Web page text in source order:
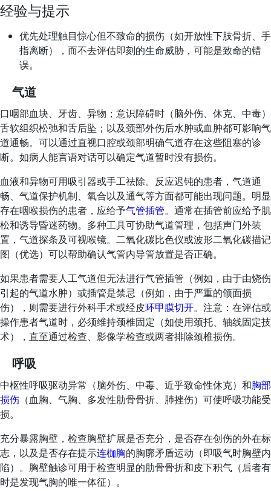
经验与提示
优先处理触目惊心但不致命的损伤（如开放性下肢骨折、手
指离断），而不去评估即刻的生命威胁，可能是致命的错
误。
气道
口咽部血块、牙齿、异物；意识障碍时（脑外伤、休克、中毒）
舌软组织松弛和舌后坠；以及颈部外伤后水肿或血肿都可影响气
道通畅。可以通过直视口腔或颈部明确气道存在这些阻塞的诊
断。如病人能言语对话可以确定气道暂时没有损伤。
血液和异物可用吸引器或手工祛除。反应迟钝的患者，气道通
畅、气道保护机制、氧合以及通气等方面都可能出现问题。明显
存在咽喉损伤的患者，应给予气管插管。通常在插管前应给予肌
松和诱导昏迷药物。多种工具可协助气道管理，包括声门外装
置，气道探条及可视喉镜。二氧化碳比色仪或波形二氧化碳描记
图（优选）可以帮助确认气管内导管放置是否正确。
如果患者需要人工气道但无法进行气管插管（例如，由于由烧伤
引起的气道水肿）或插管是禁忌（例如，由于严重的颌面损
伤），则需要进行外科手术或经皮环甲膜切开。注意：在评估或
操作患者气道时，必须维持颈椎固定（如使用颈托、轴线固定技
术），直至通过检查、影像学检查或两者排除颈椎损伤。
呼吸
中枢性呼吸驱动异常（脑外伤、中毒、近乎致命性休克）和胸部
损伤 （血胸、气胸、多发性肋骨骨折、肺挫伤）可使呼吸功能受
损。
充分暴露胸壁，检查胸壁扩展是否充分，是否存在创伤的外在标
志，以及是否存在提示连枷胸的胸廓矛盾运动（即吸气时胸壁内
陷）。胸壁触诊可用于检查明显的肋骨骨折和皮下积气（后者有
时是发现气胸的唯一体征）。